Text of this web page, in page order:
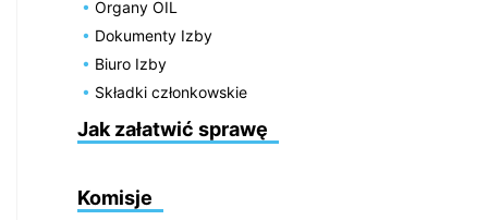
Organy OIL
Dokumenty Izby
Biuro Izby
Składki członkowskie
Jak załatwić sprawę
Komisje